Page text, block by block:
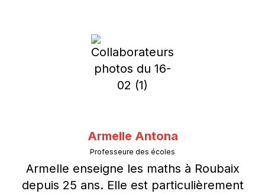
Armelle Antona
Professeure des écoles
Armelle enseigne les maths à Roubaix
depuis 25 ans. Elle est particulièrement